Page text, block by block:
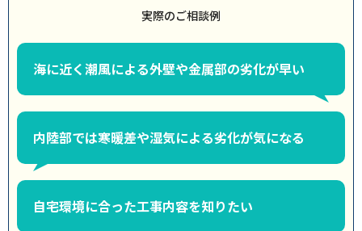
実際のご相談例
海に近く潮風による外壁や金属部の劣化が早い
内陸部では寒暖差や湿気による劣化が気になる
自宅環境に合った工事内容を知りたい